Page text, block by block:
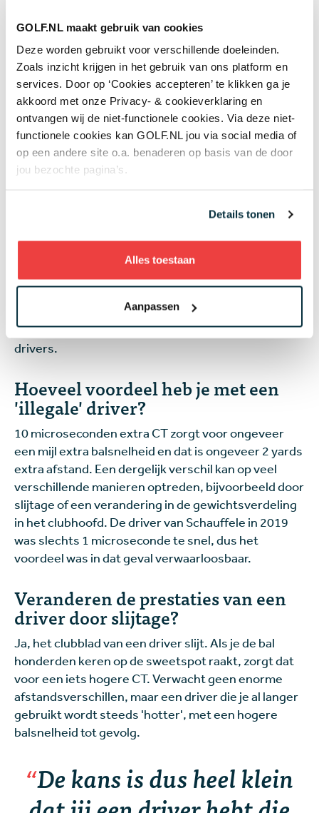
GOLF.NL maakt gebruik van cookies
Deze worden gebruikt voor verschillende doeleinden.
Zoals inzicht krijgen in het gebruik van ons platform en
services. Door op ‘Cookies accepteren’ te klikken ga je
akkoord met onze Privacy- & cookieverklaring en
ontvangen wij de niet-functionele cookies. Via deze niet-
functionele cookies kan GOLF.NL jou via social media of
op een andere site o.a. benaderen op basis van de door
jou bezochte pagina’s.
Details tonen
Alles toestaan
Aanpassen
en Michael Thompson. Recenter kwamen de drivers
van Rory McIlroy en Scottie Scheffler ook niet door
de test, namelijk vorig jaar in de week voor het PGA
Championship.McIlroy reageerde daar later ook op
Wanneer testen de R&A en de
USGA drivers?
Tijdens The Open in 2019 op Carnoustie deed de
controleren ze meestal op de dinsdag voor een
toernooi willekeurig 30 drivers. Er doen doorgaans
156 spelers mee aan een groot toernooi. De USGA
doet dit ook tijdens het US Open, net als de PGA of
America tijdens het PGA Championship. Meestal
worden er geen mededelingen gedaan over welke
spelers er wel of niet door de test komen met hun
drivers.
Hoeveel voordeel heb je met een
'illegale' driver?
10 microseconden extra CT zorgt voor ongeveer
een mijl extra balsnelheid en dat is ongeveer 2 yards
extra afstand. Een dergelijk verschil kan op veel
verschillende manieren optreden, bijvoorbeeld door
slijtage of een verandering in de gewichtsverdeling
in het clubhoofd. De driver van Schauffele in 2019
was slechts 1 microseconde te snel, dus het
voordeel was in dat geval verwaarloosbaar.
Veranderen de prestaties van een
driver door slijtage?
Ja, het clubblad van een driver slijt. Als je de bal
honderden keren op de sweetspot raakt, zorgt dat
voor een iets hogere CT. Verwacht geen enorme
afstandsverschillen, maar een driver die je al langer
gebruikt wordt steeds 'hotter', met een hogere
balsnelheid tot gevolg.
De kans is dus heel klein